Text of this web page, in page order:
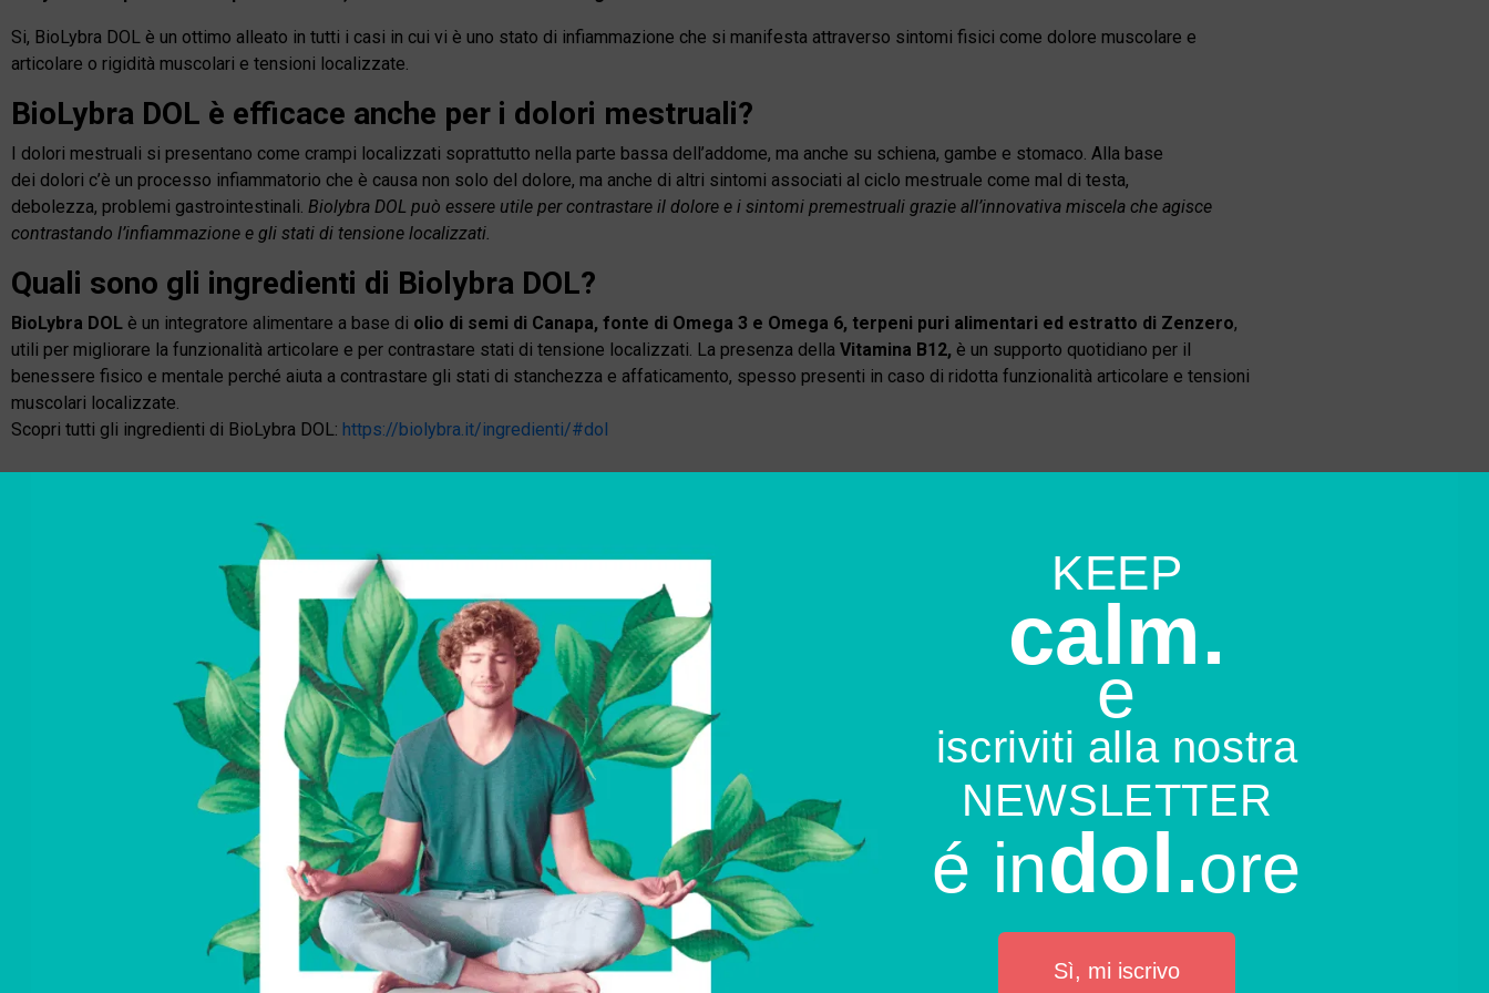
Si, BioLybra DOL è un ottimo alleato in tutti i casi in cui vi è uno stato di infiammazione che si manifesta attraverso sintomi fisici come dolore muscolare e
articolare o rigidità muscolari e tensioni localizzate.
BioLybra DOL è efficace anche per i dolori mestruali?
I dolori mestruali si presentano come crampi localizzati soprattutto nella parte bassa dell’addome, ma anche su schiena, gambe e stomaco. Alla base
dei dolori c’è un processo infiammatorio che è causa non solo del dolore, ma anche di altri sintomi associati al ciclo mestruale come mal di testa,
debolezza, problemi gastrointestinali. Biolybra DOL può essere utile per contrastare il dolore e i sintomi premestruali grazie all’innovativa miscela che agisce
contrastando l’infiammazione e gli stati di tensione localizzati.
Quali sono gli ingredienti di Biolybra DOL?
BioLybra DOL è un integratore alimentare a base di olio di semi di Canapa, fonte di Omega 3 e Omega 6, terpeni puri alimentari ed estratto di Zenzero,
utili per migliorare la funzionalità articolare e per contrastare stati di tensione localizzati. La presenza della Vitamina B12, è un supporto quotidiano per il
benessere fisico e mentale perché aiuta a contrastare gli stati di stanchezza e affaticamento, spesso presenti in caso di ridotta funzionalità articolare e tensioni
muscolari localizzate.
Scopri tutti gli ingredienti di BioLybra DOL: https://biolybra.it/ingredienti/#dol
KEEP
calm.
e
iscriviti alla nostra
NEWSLETTER
é indol.ore
Sì, mi iscrivo